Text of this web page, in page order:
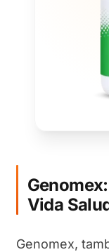
Vida
Genomex,